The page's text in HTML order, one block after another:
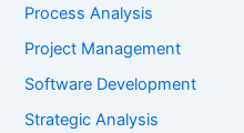
Process Analysis
Project Management
Software Development
Strategic Analysis